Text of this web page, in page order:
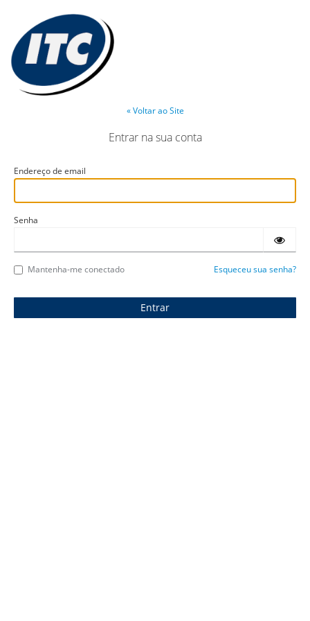
« Voltar ao Site
Entrar na sua conta
Endereço de email
Senha
Mantenha-me conectado Esqueceu sua senha?